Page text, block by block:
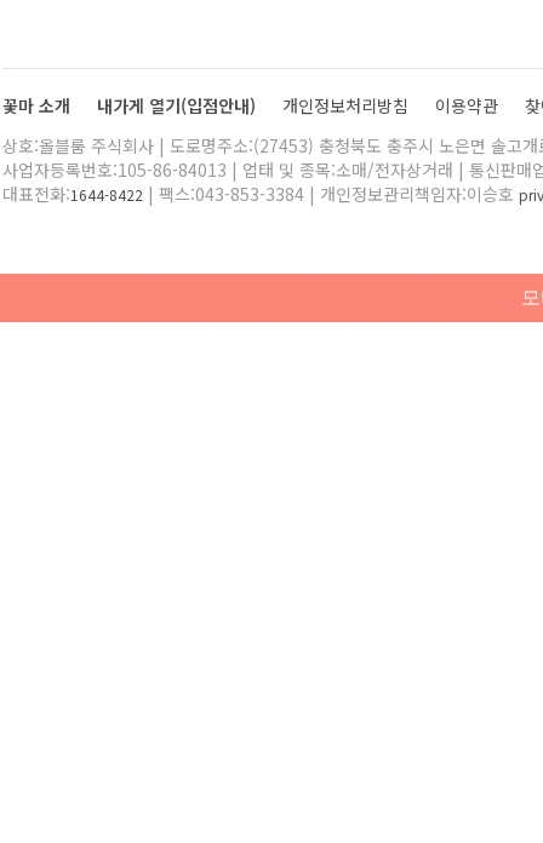
꽃마 소개 내가게 열기(입점안내) 개인정보처리방침 이용약관
상호:올블룸 주식회사 | 도로명주소:(27453) 충청북도 충주시 노은면 솔고
사업자등록번호:105-86-84013 | 업태 및 종목:소매/전자상거래 | 통신판매
대표전화:1644-8422 | 팩스:043-853-3384 | 개인정보관리책임자:이승호